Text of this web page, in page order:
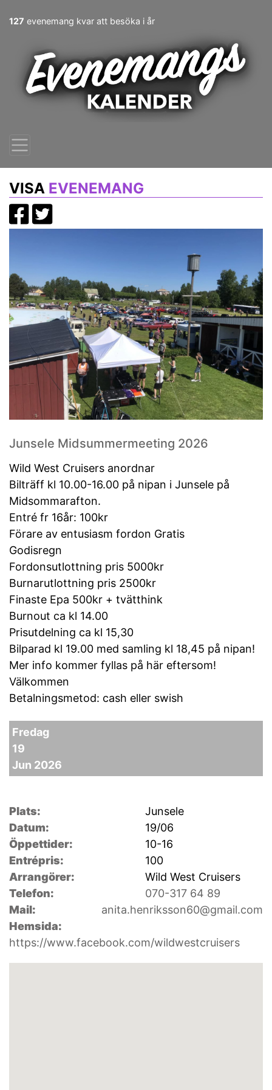
127 evenemang kvar att besöka i år
VISA EVENEMANG
Junsele Midsummermeeting 2026
Wild West Cruisers anordnar
Bilträff kl 10.00-16.00 på nipan i Junsele på
Midsommarafton.
Entré fr 16år: 100kr
Förare av entusiasm fordon Gratis
Godisregn
Fordonsutlottning pris 5000kr
Burnarutlottning pris 2500kr
Finaste Epa 500kr + tvätthink
Burnout ca kl 14.00
Prisutdelning ca kl 15,30
Bilparad kl 19.00 med samling kl 18,45 på nipan!
Mer info kommer fyllas på här eftersom!
Välkommen
Betalningsmetod: cash eller swish
Fredag
19
Jun 2026
Plats:
Junsele
Datum:
19/06
Öppettider:
10-16
Entrépris:
100
Arrangörer:
Wild West Cruisers
Telefon:
070-317 64 89
Mail:
anita.henriksson60@gmail.com
Hemsida:
https://www.facebook.com/wildwestcruisers